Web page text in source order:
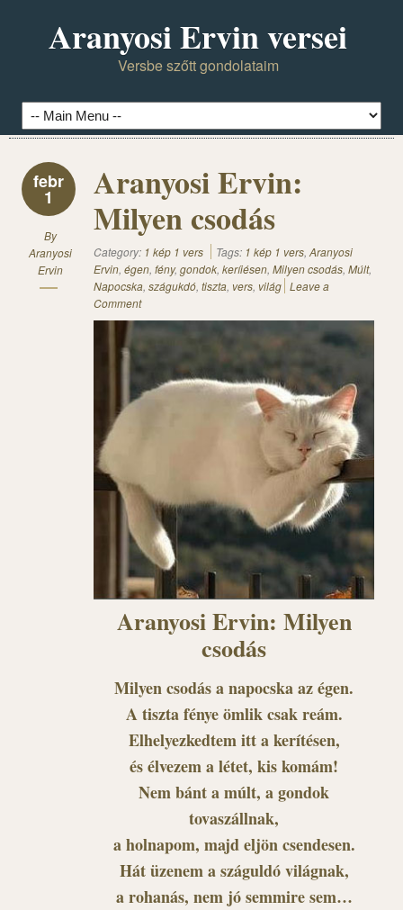
Aranyosi Ervin versei
Versbe szőtt gondolataim
febr
1
By
Aranyosi
Ervin
Aranyosi Ervin:
Milyen csodás
Category: 1 kép 1 vers Tags: 1 kép 1 vers, Aranyosi
Ervin, égen, fény, gondok, keríiésen, Milyen csodás, Múlt,
Napocska, szágukdó, tiszta, vers, világ Leave a
Comment
Aranyosi Ervin: Milyen
csodás
Milyen csodás a napocska az égen.
A tiszta fénye ömlik csak reám.
Elhelyezkedtem itt a kerítésen,
és élvezem a létet, kis komám!
Nem bánt a múlt, a gondok
tovaszállnak,
a holnapom, majd eljön csendesen.
Hát üzenem a száguldó világnak,
a rohanás, nem jó semmire sem…